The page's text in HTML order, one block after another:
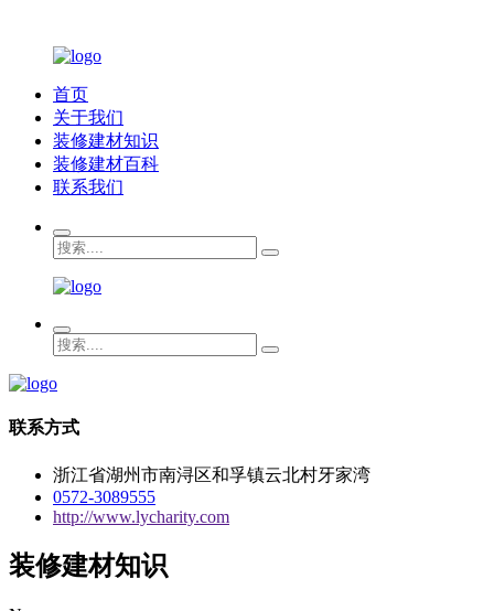
首页
关于我们
装修建材知识
装修建材百科
联系我们
联系方式
浙江省湖州市南浔区和孚镇云北村牙家湾
0572-3089555
http://www.lycharity.com
装修建材知识